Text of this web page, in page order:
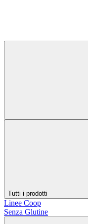
Tutti i prodotti
Linee Coop
Senza Glutine